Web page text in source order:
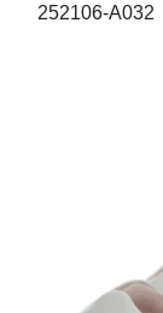
252106-A032